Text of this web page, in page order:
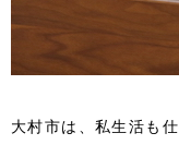
大村市は、私生活も